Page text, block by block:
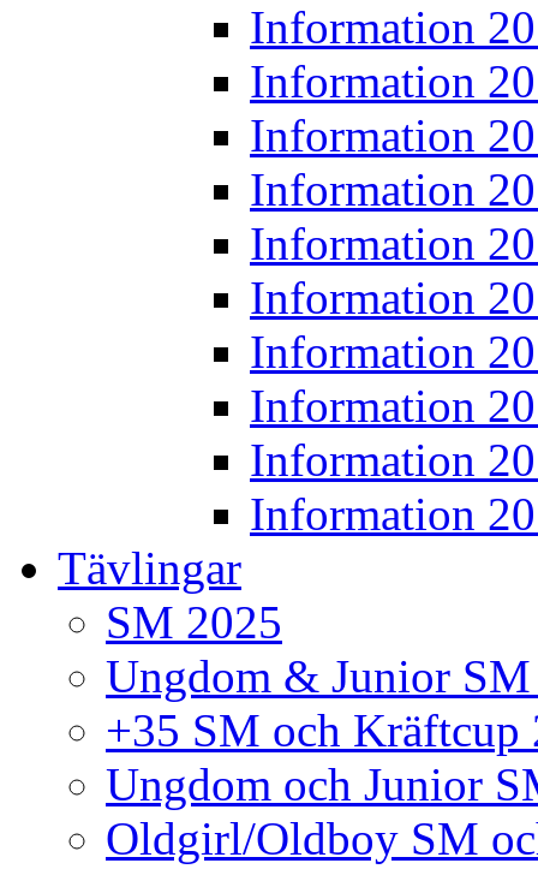
Information
Information
Information
Information
Information
Information
Information
Information
Information
Information
Tävlingar
SM 2025
Ungdom & Junior
+35 SM och Kräftcup
Ungdom och Junior
Oldgirl/Oldboy SM